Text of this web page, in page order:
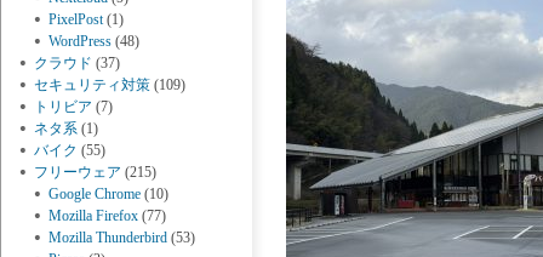
PixelPost(1)
WordPress (48)
クラウド (37)
セキュリティ対策 (109)
トリビア (7)
ネタ系 (1)
バイク (55)
フリーウェア (215)
Google Chrome (10)
Mozilla Firefox (77)
Mozilla Thunderbird (53)